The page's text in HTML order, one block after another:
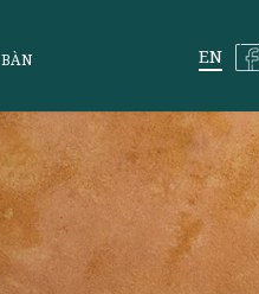
VỊ LAI ĐẶT BÀN